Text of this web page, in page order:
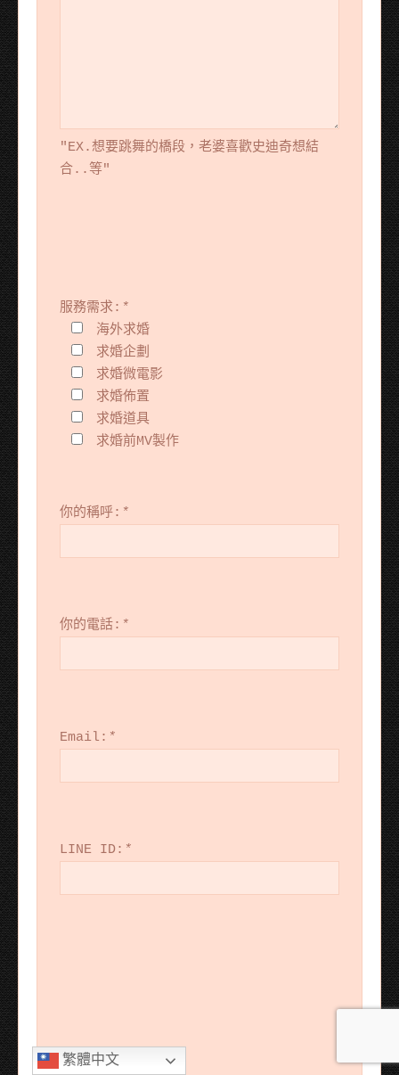
"EX.想要跳舞的橋段，老婆喜歡史迪奇想結
合..等"
服務需求: *
海外求婚
求婚企劃
求婚微電影
求婚佈置
求婚道具
求婚前MV製作
你的稱呼: *
你的電話: *
Email: *
LINE ID: *
繁體中文